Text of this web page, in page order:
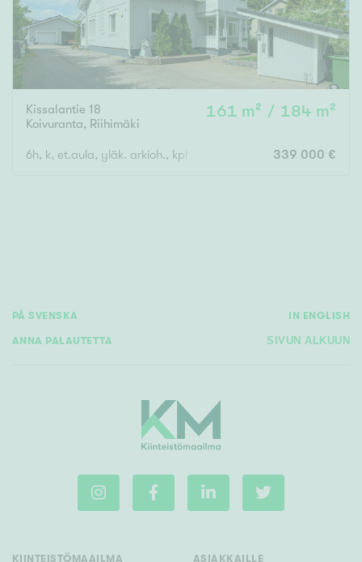
000 000 €
Pinta-ala
Uudiskohteet
Vain uudiskohteet Ei uudiskohteita
Välttävä
Kissalantie 18
Koivuranta, Riihimäki
161 m² / 184 m²
6h, k, et.aula, yläk. arkioh., kph, s, khh, erill. wc, kph/wc, vh,
339 000 €
PÅ SVENSKA IN ENGLISH
ANNA PALAUTETTA SIVUN ALKUUN
KIINTEISTÖMAAILMA ASIAKKAILLE